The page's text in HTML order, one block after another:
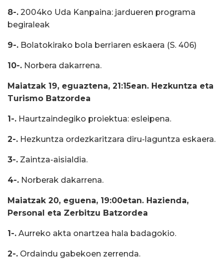
8-. 2004ko Uda Kanpaina: jardueren programa 
begiraleak
9-. Bolatokirako bola berriaren eskaera (S. 406)
10-. Norbera dakarrena.
Maiatzak 19, eguaztena, 21:15ean. Hezkuntza eta
Turismo Batzordea
1-. Haurtzaindegiko proiektua: esleipena.
2-. Hezkuntza ordezkaritzara diru-laguntza eskaera.
3-. Zaintza-aisialdia.
4-. Norberak dakarrena.
Maiatzak 20, eguena, 19:00etan. Hazienda,
Personal eta Zerbitzu Batzordea
1-. Aurreko akta onartzea hala badagokio.
2-. Ordaindu gabekoen zerrenda.